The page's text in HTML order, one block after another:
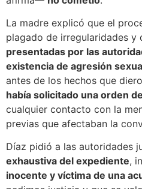
La madre explicó que el
plagado de irregularidades y
presentadas por las
existencia de agresión
antes de los hechos que
había solicitado una orden
cualquier contacto con la
previas que afectaban la
Díaz pidió a las autoridades
exhaustiva del expediente,
inocente y víctima de una